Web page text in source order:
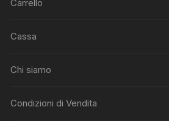
Carrello
Cassa
Chi siamo
Condizioni di Vendita